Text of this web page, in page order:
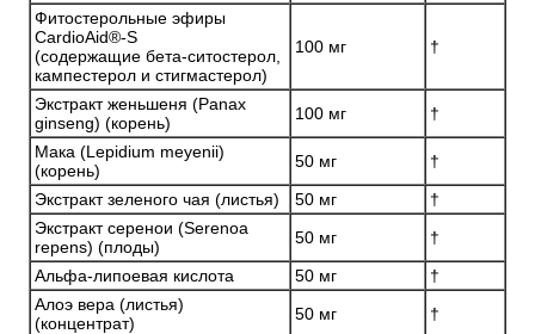
Фитостерольные эфиры
CardioAid®-S
(содержащие бета-ситостерол,
кампестерол и стигмастерол)
100 мг †
Экстракт женьшеня (Panax
ginseng) (корень)
100 мг
†
Мака (Lepidium meyenii)
(корень)
50 мг
†
Экстракт зеленого чая (листья)
50 мг
†
Экстракт серенои (Serenoa
repens) (плоды)
50 мг
†
Альфа-липоевая кислота
50 мг
†
Алоэ вера (листья)
(концентрат)
50 мг
†